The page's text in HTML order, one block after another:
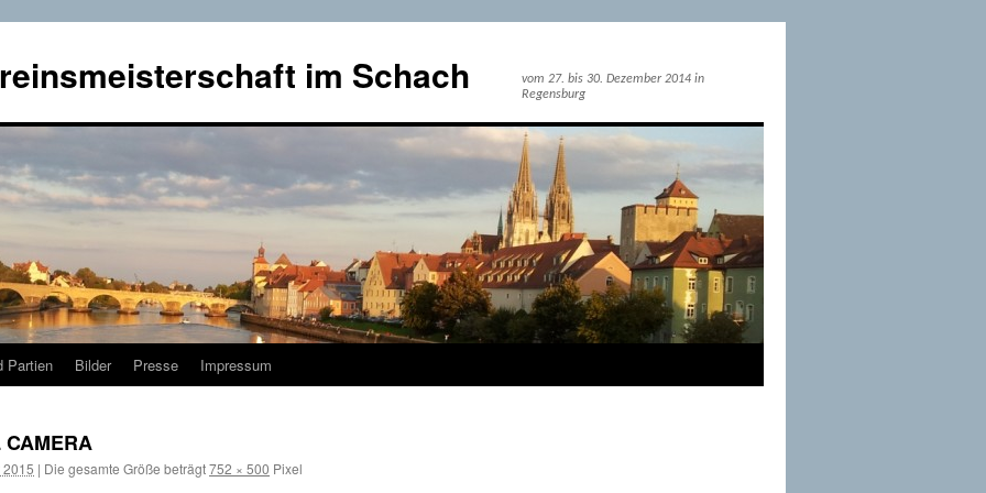
im Schach
vom 27. bis 30. Dezember 2014 in
Regensburg
Partien Bilder Presse Impressum
CAMERA
| Die gesamte Größe beträgt752 × 500 Pixel